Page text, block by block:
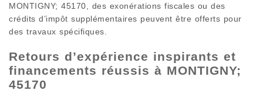
MONTIGNY; 45170, des exonérations fiscales ou des
crédits d’impôt supplémentaires peuvent être offerts pour
des travaux spécifiques.
Retours d’expérience inspirants et
financements réussis à MONTIGNY;
45170